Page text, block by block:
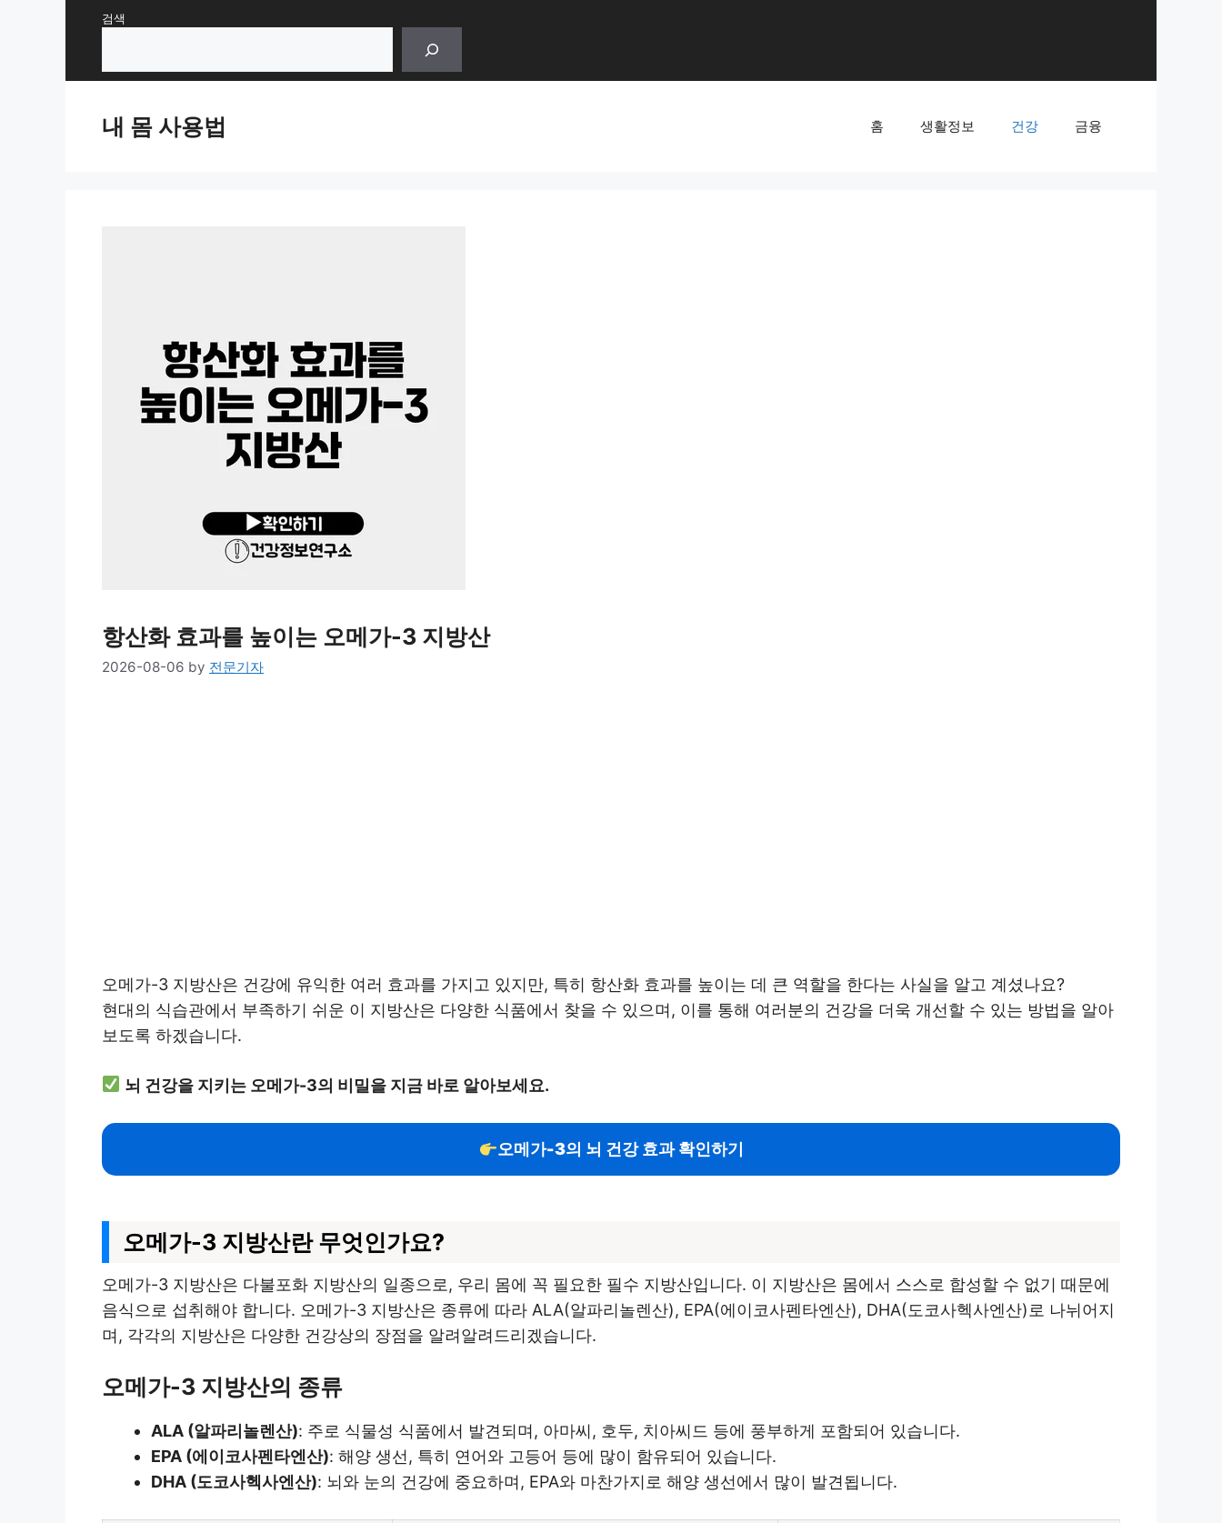
검색
내 몸 사용법 홈 생활정보 건강 금융
항산화 효과를 높이는 오메가-3 지방산
2026-08-06 by 전문기자
오메가-3 지방산은 건강에 유익한 여러 효과를 가지고 있지만, 특히 항산화 효과를 높이는 데 큰 역할을 한다는 사실을 알고 계셨나요?
현대의 식습관에서 부족하기 쉬운 이 지방산은 다양한 식품에서 찾을 수 있으며, 이를 통해 여러분의 건강을 더욱 개선할 수 있는 방법을 알아
보도록 하겠습니다.
뇌 건강을 지키는 오메가-3의 비밀을 지금 바로 알아보세요.
오메가-3의 뇌 건강 효과 확인하기
오메가-3 지방산란 무엇인가요?
오메가-3 지방산은 다불포화 지방산의 일종으로, 우리 몸에 꼭 필요한 필수 지방산입니다. 이 지방산은 몸에서 스스로 합성할 수 없기 때문에
음식으로 섭취해야 합니다. 오메가-3 지방산은 종류에 따라 ALA(알파리놀렌산), EPA(에이코사펜타엔산), DHA(도코사헥사엔산)로 나뉘어지
며, 각각의 지방산은 다양한 건강상의 장점을 알려알려드리겠습니다.
오메가-3 지방산의 종류
ALA (알파리놀렌산): 주로 식물성 식품에서 발견되며, 아마씨, 호두, 치아씨드 등에 풍부하게 포함되어 있습니다.
EPA (에이코사펜타엔산): 해양 생선, 특히 연어와 고등어 등에 많이 함유되어 있습니다.
DHA (도코사헥사엔산): 뇌와 눈의 건강에 중요하며, EPA와 마찬가지로 해양 생선에서 많이 발견됩니다.